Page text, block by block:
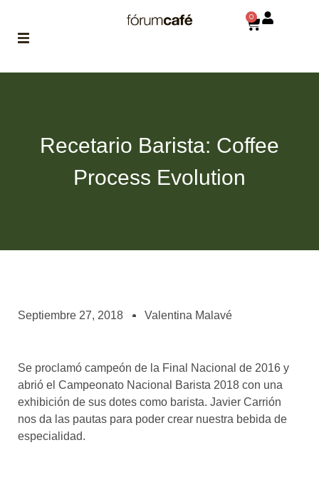
BLOG
asociados
el café siempre tiene
algo nuevo que
enseñarnos
BOLSA DE TRABAJO
¡te imaginas vivir de tu pasión
0
Recetario Barista: Coffee
Process Evolution
Septiembre 27, 2018 Valentina Malavé
Se proclamó campeón de la Final Nacional de 2016 y
abrió el Campeonato Nacional Barista 2018 con una
exhibición de sus dotes como barista. Javier Carrión
nos da las pautas para poder crear nuestra bebida de
especialidad.